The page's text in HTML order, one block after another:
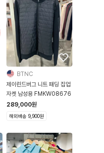
BTNC
제이린드버그 니트 패딩 집업
자켓 남성용 FMKW08676
289,000원
해외배송 9,900원